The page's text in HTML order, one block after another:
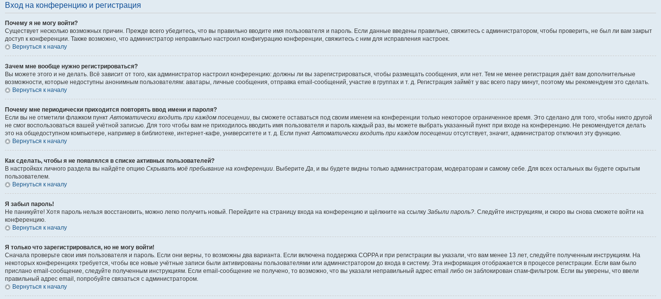
Вход на конференцию и регистрация
Почему я не могу войти?
Существует несколько возможных причин. Прежде всего убедитесь, что вы правильно вводите имя пользователя и пароль. Если данные введены правильно, свяжитесь с администратором, чтобы проверить, не был ли вам закрыт
доступ к конференции. Также возможно, что администратор неправильно настроил конфигурацию конференции, свяжитесь с ним для исправления настроек.
Вернуться к началу
Зачем мне вообще нужно регистрироваться?
Вы можете этого и не делать. Всё зависит от того, как администратор настроил конференцию: должны ли вы зарегистрироваться, чтобы размещать сообщения, или нет. Тем не менее регистрация даёт вам дополнительные
возможности, которые недоступны анонимным пользователям: аватары, личные сообщения, отправка email-сообщений, участие в группах и т. д. Регистрация займёт у вас всего пару минут, поэтому мы рекомендуем это сделать.
Вернуться к началу
Почему мне периодически приходится повторять ввод имени и пароля?
Если вы не отметили флажком пункт Автоматически входить при каждом посещении , вы сможете оставаться под своим именем на конференции только некоторое ограниченное время. Это сделано для того, чтобы никто другой
не смог воспользоваться вашей учётной записью. Для того чтобы вам не приходилось вводить имя пользователя и пароль каждый раз, вы можете выбрать указанный пункт при входе на конференцию. Не рекомендуется делать
это на общедоступном компьютере, например в библиотеке, интернет-кафе, университете и т. д. Если пункт Автоматически входить при каждом посещении отсутствует, значит, администратор отключил эту функцию.
Вернуться к началу
Как сделать, чтобы я не появлялся в списке активных пользователей?
В настройках личного раздела вы найдёте опцию Скрывать моё пребывание на конференции . Выберите Да , и вы будете видны только администраторам, модераторам и самому себе. Для всех остальных вы будете скрытым
пользователем.
Вернуться к началу
Я забыл пароль!
Не паникуйте! Хотя пароль нельзя восстановить, можно легко получить новый. Перейдите на страницу входа на конференцию и щёлкните на ссылку Забыли пароль? . Следуйте инструкциям, и скоро вы снова сможете войти на
конференцию.
Вернуться к началу
Я только что зарегистрировался, но не могу войти!
Сначала проверьте свои имя пользователя и пароль. Если они верны, то возможны два варианта. Если включена поддержка COPPA и при регистрации вы указали, что вам менее 13 лет, следуйте полученным инструкциям. На
некоторых конференциях требуется, чтобы все новые учётные записи были активированы пользователями или администратором до входа в систему. Эта информация отображается в процессе регистрации. Если вам было
прислано email-сообщение, следуйте полученным инструкциям. Если email-сообщение не получено, то возможно, что вы указали неправильный адрес email либо он заблокирован спам-фильтром. Если вы уверены, что ввели
правильный адрес email, попробуйте связаться с администратором.
Вернуться к началу